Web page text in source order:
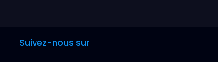
Suivez-nous sur